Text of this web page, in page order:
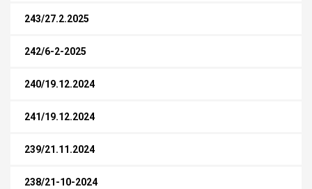
243/27.2.2025
242/6-2-2025
240/19.12.2024
241/19.12.2024
239/21.11.2024
238/21-10-2024